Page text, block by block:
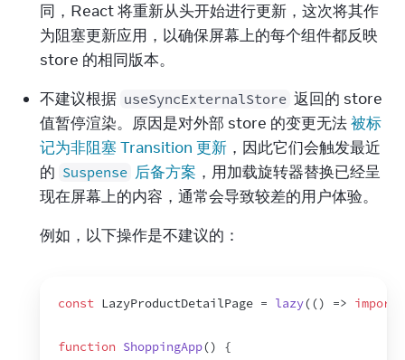
同，React 将重新从头开始进行更新，这次将其作
为阻塞更新应用，以确保屏幕上的每个组件都反映
store 的相同版本。
不建议根据 useSyncExternalStore 返回的 store
值暂停渲染。原因是对外部 store 的变更无法 被标
记为非阻塞 Transition 更新 ，因此它们会触发最近
的 Suspense 后备方案 ，用加载旋转器替换已经呈
现在屏幕上的内容，通常会导致较差的用户体验。
例如，以下操作是不建议的：
const LazyProductDetailPage = lazy(() => import
function ShoppingApp()
{